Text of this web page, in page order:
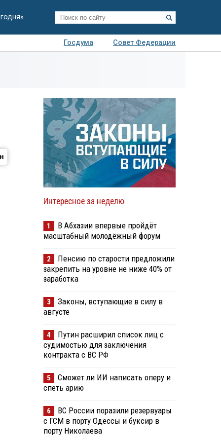
Госдума
Совет Федерации
Интересное за неделю
1
В Абхазии впервые пройдёт
масштабный молодёжный форум
2
Пенсию по старости предложили
закрепить на уровне не ниже 40% от
заработка
3
Законы, вступающие в силу в
августе
4
Путин расширил список лиц с
судимостью для заключения
контракта с ВС РФ
5
Сможет ли ИИ написать оперу и
спеть арию
6
ВС России поразили резервуары
с ГСМ в порту Одессы и буксир в
порту Николаева